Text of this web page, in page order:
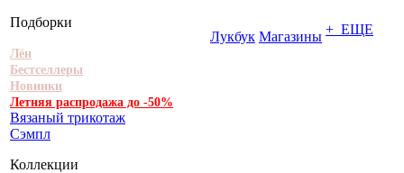
Подборки
Лён
Бестселлеры
Новинки
Летняя распродажа до -50%
Вязаный трикотаж
Сэмпл
Коллекции
Лукбук Магазины + ЕЩЕ